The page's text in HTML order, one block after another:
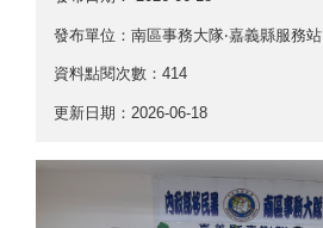
發布單位：南區事務大隊‧嘉義縣服務站
資料點閱次數：414
更新日期：2026-06-18